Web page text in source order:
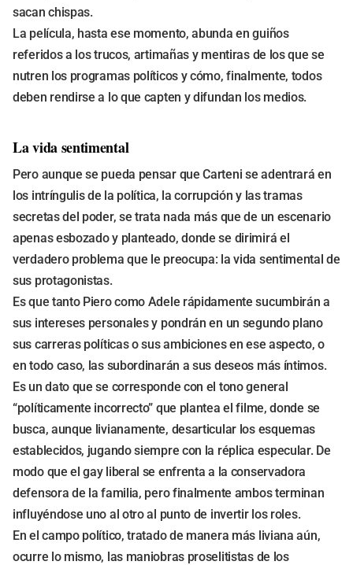
sacan chispas.
La película, hasta ese momento, abunda en guiños
referidos a los trucos, artimañas y mentiras de los que se
nutren los programas políticos y cómo, finalmente, todos
deben rendirse a lo que capten y difundan los medios.
La vida sentimental
Pero aunque se pueda pensar que Carteni se adentrará en
los intríngulis de la política, la corrupción y las tramas
secretas del poder, se trata nada más que de un escenario
apenas esbozado y planteado, donde se dirimirá el
verdadero problema que le preocupa: la vida sentimental de
sus protagonistas.
Es que tanto Piero como Adele rápidamente sucumbirán a
sus intereses personales y pondrán en un segundo plano
sus carreras políticas o sus ambiciones en ese aspecto, o
en todo caso, las subordinarán a sus deseos más íntimos.
Es un dato que se corresponde con el tono general
“políticamente incorrecto” que plantea el filme, donde se
busca, aunque livianamente, desarticular los esquemas
establecidos, jugando siempre con la réplica especular. De
modo que el gay liberal se enfrenta a la conservadora
defensora de la familia, pero finalmente ambos terminan
influyéndose uno al otro al punto de invertir los roles.
En el campo político, tratado de manera más liviana aún,
ocurre lo mismo, las maniobras proselitistas de los